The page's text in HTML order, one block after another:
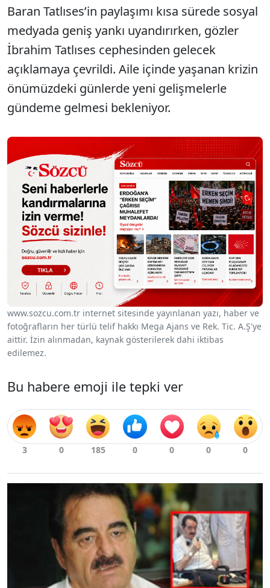
Baran Tatlıses’in paylaşımı kısa sürede sosyal
medyada geniş yankı uyandırırken, gözler
İbrahim Tatlıses cephesinden gelecek
açıklamaya çevrildi. Aile içinde yaşanan krizin
önümüzdeki günlerde yeni gelişmelerle
gündeme gelmesi bekleniyor.
www.sozcu.com.tr internet sitesinde yayınlanan yazı, haber ve
fotoğrafların her türlü telif hakkı Mega Ajans ve Rek. Tic. A.Ş'ye
aittir. İzin alınmadan, kaynak gösterilerek dahi iktibas
edilemez.
Bu habere emoji ile tepki ver